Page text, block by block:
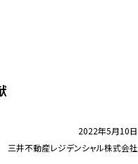
2022年5月10日
三井不動産レジデンシャル株式会社